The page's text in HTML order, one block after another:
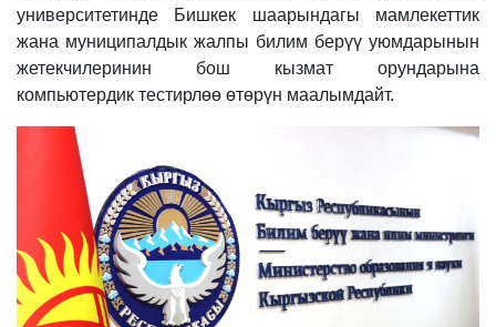
университетинде Бишкек шаарындагы мамлекеттик
жана муниципалдык жалпы билим берүү уюмдарынын
жетекчилеринин бош кызмат орундарына
компьютердик тестирлөө өтөрүн маалымдайт.